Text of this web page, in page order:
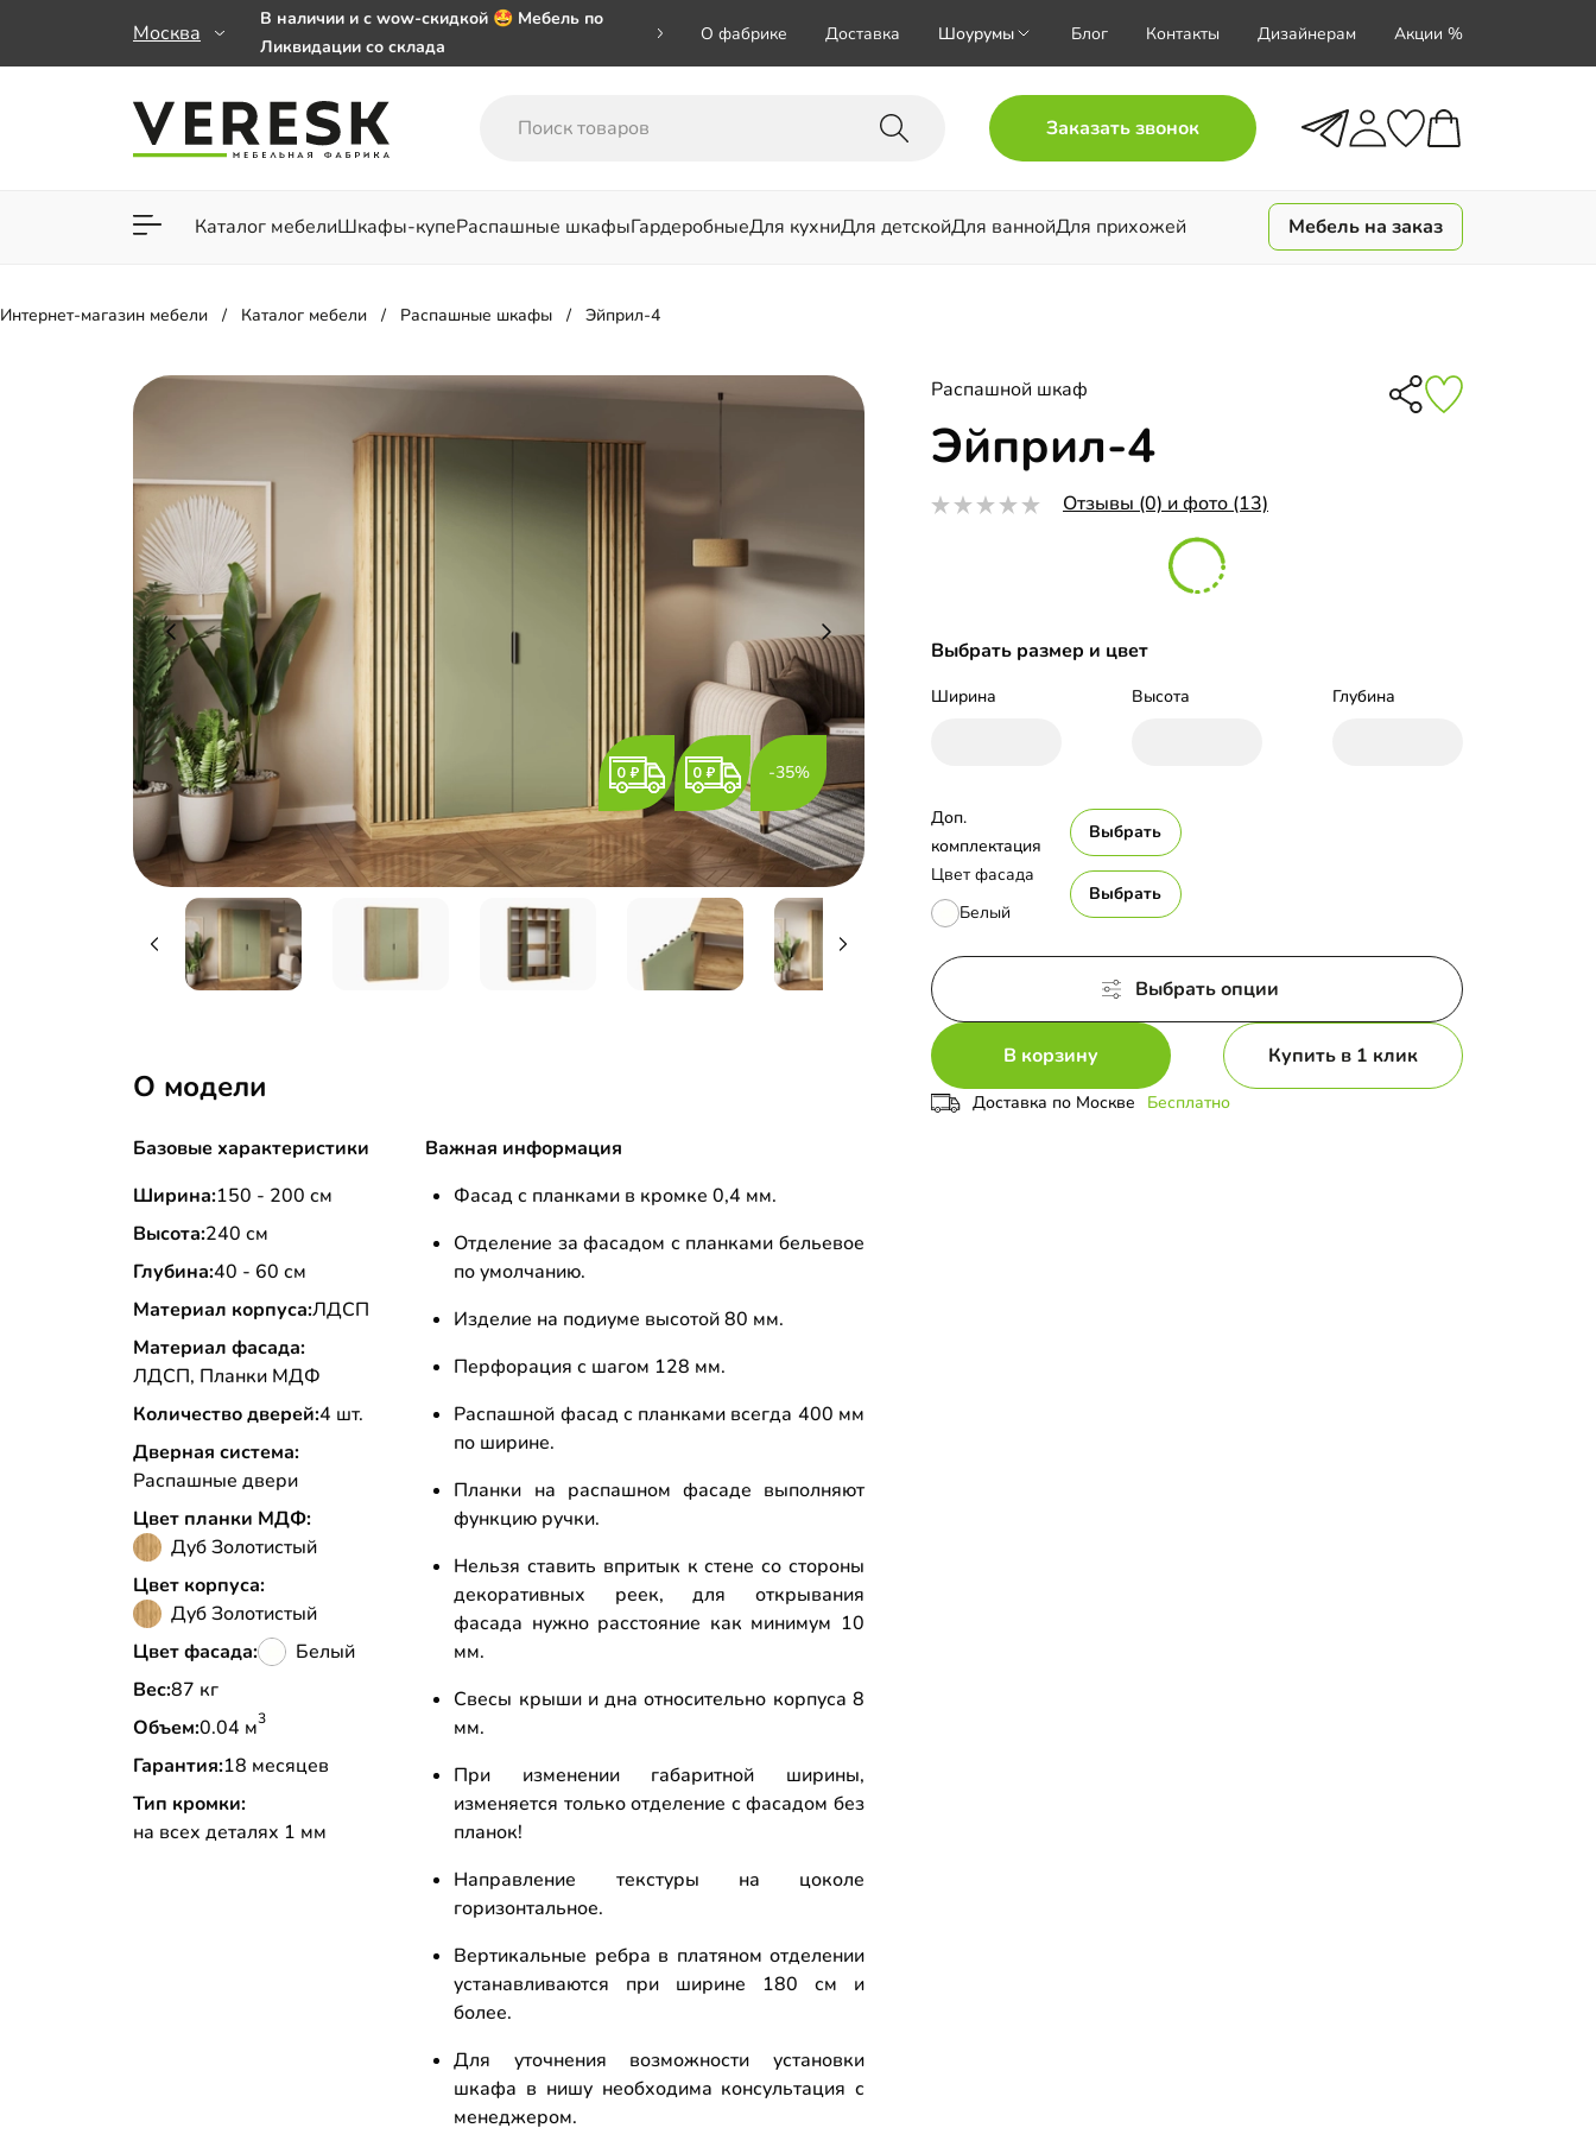
Москва
В наличии и с wow-скидкой 🤩 Мебель по
Ликвидации со склада
заказе от 50 000 ₽
Важно! Наш Whatsapp переехал на номер
О фабрике Доставка Шоурумы Блог Контакты Дизайнерам Акции %
Заказать звонок
Каталог мебелиШкафы-купеРаспашные шкафыГардеробныеДля кухниДля детскойДля ваннойДля прихожей
Для гостиной Для спальни
Мебель на заказ
Интернет-магазин мебели Каталог мебели Распашные шкафы Эйприл-4
-35%
Распашной шкаф
Эйприл-4
Отзывы (0) и фото (13)
Выбрать размер и цвет
Ширина Высота Глубина
Цвет фасада
Белый
Выбрать
Доп.
комплектация
Выбрать
Выбрать опции
В корзину Купить в 1 клик
Доставка по Москве Бесплатно
О модели
Базовые характеристики
Ширина:150 - 200 см
Высота:240 см
Глубина:40 - 60 см
Материал корпуса:ЛДСП
Материал фасада:
ЛДСП, Планки МДФ
Количество дверей:4 шт.
Дверная система:
Распашные двери
Цвет планки МДФ:
Дуб Золотистый
Цвет корпуса:
Дуб Золотистый
Цвет фасада:
Белый
Вес:
87 кг
Объем:
0.04 м3
Гарантия:18 месяцев
Тип кромки:
на всех деталях 1 мм
Важная информация
Фасад с планками в кромке 0,4 мм.
Отделение за фасадом с планками бельевое
по умолчанию.
Изделие на подиуме высотой 80 мм.
Перфорация с шагом 128 мм.
Распашной фасад с планками всегда 400 мм
по ширине.
Планки на распашном фасаде выполняют
функцию ручки.
Нельзя ставить впритык к стене со стороны
декоративных реек, для открывания
фасада нужно расстояние как минимум 10
мм.
Свесы крыши и дна относительно корпуса 8
мм.
При изменении габаритной ширины,
изменяется только отделение с фасадом без
планок!
Направление текстуры на цоколе
горизонтальное.
Вертикальные ребра в платяном отделении
устанавливаются при ширине 180 см и
более.
Для уточнения возможности установки
шкафа в нишу необходима консультация с
менеджером.